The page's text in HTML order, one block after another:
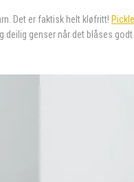
Det er faktisk helt kløfritt!
genser når det blåses